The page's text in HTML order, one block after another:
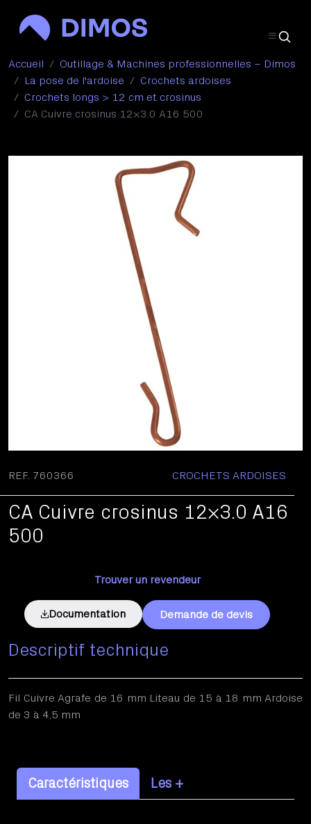
Accueil
Outillage & Machines professionnelles – Dimos
La pose de l'ardoise
Crochets ardoises
Crochets longs > 12 cm et crosinus
CA Cuivre crosinus 12×3.0 A16 500
REF. 760366 CROCHETS ARDOISES
CA Cuivre crosinus 12×3.0 A16
500
Trouver un revendeur
Documentation Demande de devis
Descriptif technique
Fil Cuivre Agrafe de 16 mm Liteau de 15 à 18 mm Ardoise
de 3 à 4,5 mm
Caractéristiques Les +